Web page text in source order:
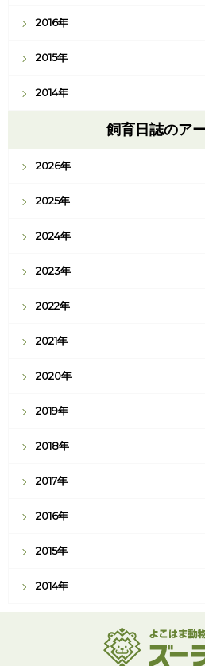
2016年
2015年
2014年
飼育日誌のア
2026年
2025年
2024年
2023年
2022年
2021年
2020年
2019年
2018年
2017年
2016年
2015年
2014年